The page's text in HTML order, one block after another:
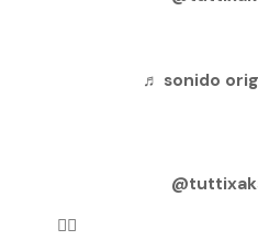
♬ sonido
🤷‍♀️